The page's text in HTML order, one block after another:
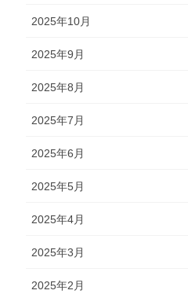
2025年10月
2025年9月
2025年8月
2025年7月
2025年6月
2025年5月
2025年4月
2025年3月
2025年2月